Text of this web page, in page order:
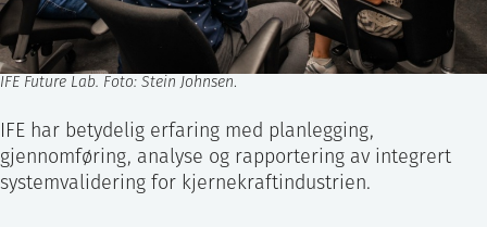
IFE Future Lab. Foto: Stein Johnsen.
IFE har betydelig erfaring med planlegging,
gjennomføring, analyse og rapportering av integrert
systemvalidering for kjernekraftindustrien.